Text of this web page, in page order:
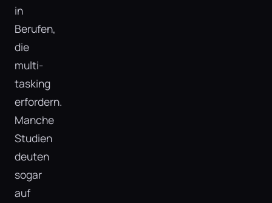
in
Berufen,
die
multi-
tasking
erfordern.
Manche
Studien
deuten
sogar
auf